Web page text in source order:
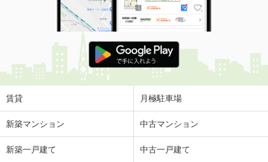
賃貸 月極駐車場
新築マンション 中古マンション
新築一戸建て 中古一戸建て